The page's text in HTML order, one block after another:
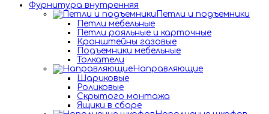
Фурнитура внутренняя
Петли и подъемники
Петли мебельные
Петли рояльные и карточные
Кронштейны газовые
Подъемники мебельные
Толкатели
Направляющие
Шариковые
Роликовые
Скрытого монтажа
Ящики в сборе